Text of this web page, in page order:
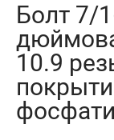
Болт 7/
10.9